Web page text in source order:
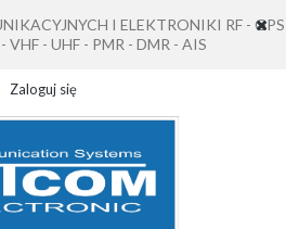
I ELEKTRONIKI RF - GPS
VHF - UHF - PMR - DMR - AIS
Zaloguj się